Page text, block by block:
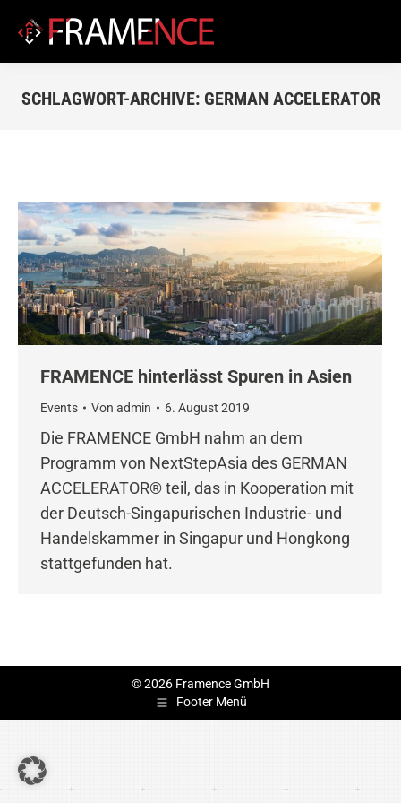
SCHLAGWORT-ARCHIVE: GERMAN ACCELERATOR
FRAMENCE hinterlässt Spuren in Asien
Events Von admin 6. August 2019
Die FRAMENCE GmbH nahm an dem
Programm von NextStepAsia des GERMAN
ACCELERATOR® teil, das in Kooperation mit
der Deutsch-Singapurischen Industrie- und
Handelskammer in Singapur und Hongkong
stattgefunden hat.
© 2026 Framence GmbH
Footer Menü